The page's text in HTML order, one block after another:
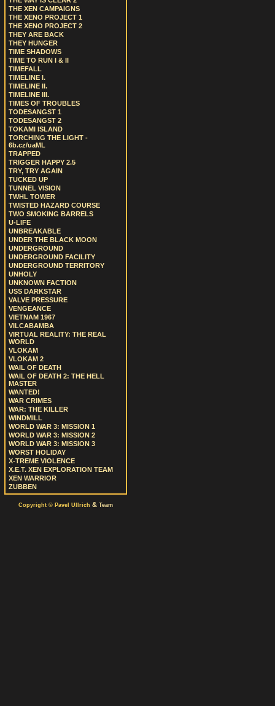
THE XEN CAMPAIGNS
THE XENO PROJECT 1
THE XENO PROJECT 2
THEY ARE BACK
THEY HUNGER
TIME SHADOWS
TIME TO RUN I & II
TIMEFALL
TIMELINE I.
TIMELINE II.
TIMELINE III.
TIMES OF TROUBLES
TODESANGST 1
TODESANGST 2
TOKAMI ISLAND
TORCHING THE LIGHT -
6b.cz/uaML
TRAPPED
TRIGGER HAPPY 2.5
TRY, TRY AGAIN
TUCKED UP
TUNNEL VISION
TWHL TOWER
TWISTED HAZARD COURSE
TWO SMOKING BARRELS
U-LIFE
UNBREAKABLE
UNDER THE BLACK MOON
UNDERGROUND
UNDERGROUND FACILITY
UNDERGROUND TERRITORY
UNHOLY
UNKNOWN FACTION
USS DARKSTAR
VALVE PRESSURE
VENGEANCE
VIETNAM 1967
VILCABAMBA
VIRTUAL REALITY: THE REAL
WORLD
VLOKAM
VLOKAM 2
WAIL OF DEATH
WAIL OF DEATH 2: THE HELL
MASTER
WANTED!
WAR CRIMES
WAR: THE KILLER
WINDMILL
WORLD WAR 3: MISSION 1
WORLD WAR 3: MISSION 2
WORLD WAR 3: MISSION 3
WORST HOLIDAY
X-TREME VIOLENCE
X.E.T. XEN EXPLORATION TEAM
XEN WARRIOR
ZUBBEN
Copyright © Pavel Ullrich & Team